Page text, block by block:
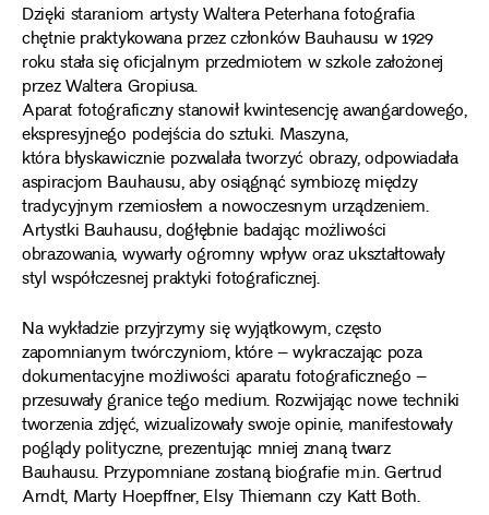
Dzięki staraniom artysty Waltera Peterhana fotografia
chętnie praktykowana przez członków Bauhausu w 1929
roku stała się oficjalnym przedmiotem w szkole założonej
przez Waltera Gropiusa.
Aparat fotograficzny stanowił kwintesencję awangardowego,
ekspresyjnego podejścia do sztuki. Maszyna,
która błyskawicznie pozwalała tworzyć obrazy, odpowiadała
aspiracjom Bauhausu, aby osiągnąć symbiozę między
tradycyjnym rzemiosłem a nowoczesnym urządzeniem.
Artystki Bauhausu, dogłębnie badając możliwości
obrazowania, wywarły ogromny wpływ oraz ukształtowały
styl współczesnej praktyki fotograficznej.
Na wykładzie przyjrzymy się wyjątkowym, często
zapomnianym twórczyniom, które – wykraczając poza
dokumentacyjne możliwości aparatu fotograficznego –
przesuwały granice tego medium. Rozwijając nowe techniki
tworzenia zdjęć, wizualizowały swoje opinie, manifestowały
poglądy polityczne, prezentując mniej znaną twarz
Bauhausu. Przypomniane zostaną biografie m.in. Gertrud
Arndt, Marty Hoepffner, Elsy Thiemann czy Katt Both.